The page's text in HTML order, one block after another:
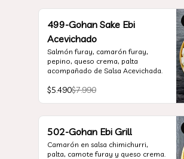
499-Gohan Sake Ebi
Acevichado
Salmón furay, camarón furay,
pepino, queso crema, palta
acompañado de Salsa Acevichada.
$5.490$7.990
502-Gohan Ebi Grill
Camarón en salsa chimichurri,
palta, camote furay y queso crema.